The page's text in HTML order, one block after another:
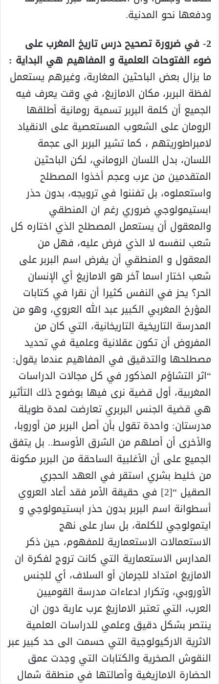
ودفعها نحو المدنية.
2- في ضرورة تصحيح درس تاريخ المغرب على
ضوء الفتوحات العلمية و المفاهيم هي البداية :
ما يزال بعض الباحثين المغاربة، وغيرهم يستعمل
لفظة البربر، مكان الامازيغ، في وقت يعرف فيه
الجميع أن كلمة البربر تسمية رومانية أطلقها
الرومان على الشعوب المستعصية على الانقياد
لامبراطوريتهم ، كما تشير البربر الى عجمة
اللسان، بدل اللسان الروماني، لكن الباحثين
المتقدمين من عرب وعجم أخذوا المصطلح
واستعملوه، بل تفننوا في ترويجه، بدون حذر
ابستيمولوجي ضروري رغم ان المنطقي
والمعقول أن يستعمل المصطلح الذي اختاره كل
شعب لنفسه لا الذي فرض عليه، فهل من
المعقول و المنطقي أن يفرض اسم البربر على
شعب اختار اسما آخر هو الامازيغ أي الإنسان
الحر؟ يحز في النفس كثيرا أن نقرا في كتابات
المؤرخ المغربي الكبير عبد الله العروي، وهو من
المدرسة التاريخية التاريخانية، التي كان من
المفروض أن تكون عقلانية وعلمية في تحديد
مصطلحها والتدقيق في المفاهيم عندما يقول:
“اثر التشاؤم المذكور في كل مجالات الدراسات
المغربية، أول قضية نرى فيها بوضوح ذلك التأثير
هي قضية الجنس البربري تعارضت لمدة طويلة
مدرستان: واحدة تقول بأن أصل البربر من أوروبا،
والأخرى أن أصلهم من الشرق الأوسط.. بل يتفق
الجميع على أن الأغلبية الساحقة من البربر مكونة
من خليط بشري استقر في العهد الحجري
الصقيل “[2] في حقيقة الأمر فقد أعاد العروي
أسطوانة اسم البربر بدون حذر ابستيمولوجي و
ايتمولوجي للكلمة، بل سار على نهج
الاستعمالات الاستعمارية للمفهوم، حين ذكر
المدارس الاستعمارية التي كانت تروج لفكرة ان
الامازيغ امتداد للجرمان أو السلاف، أي للجنس
الأوروبي، وتكرار ادعاءات مدرسة القوميين
العرب، التي تعتبر الامازيغ عرب عاربة دون ان
ينتصر بشكل دقيق وعلمي للدراسات العلمية
الاثرية الاركيولوجية التي حسمت الى حد كبير عبر
النقوش الصخرية والكتابات التي وجدت عمق
الحضارة الامازيغية وأصالتها في منطقة شمال